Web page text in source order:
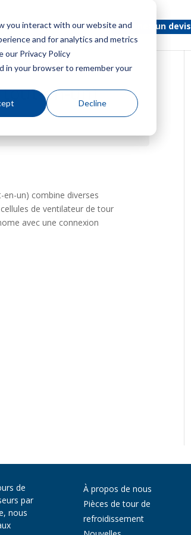
you interact with our website and
and for analytics and metrics
our Privacy Policy
in your browser to remember your
Decline
Menu Obtenez un devis
en-un)
un) combine diverses
de ventilateur de tour
avec une connexion
de
par
nous
À propos de nous
Pièces de tour de
refroidissement